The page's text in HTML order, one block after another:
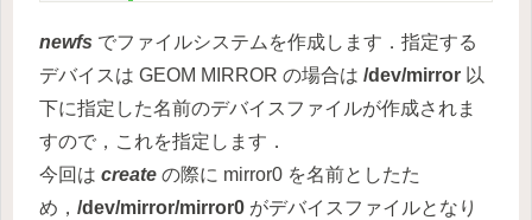
newfs でファイルシステムを作成します．指定する
デバイスは GEOM MIRROR の場合は /dev/mirror 以
下に指定した名前のデバイスファイルが作成されま
すので，これを指定します．
今回は create の際に mirror0 を名前としたた
め， /dev/mirror/mirror0 がデバイスファイルとなり